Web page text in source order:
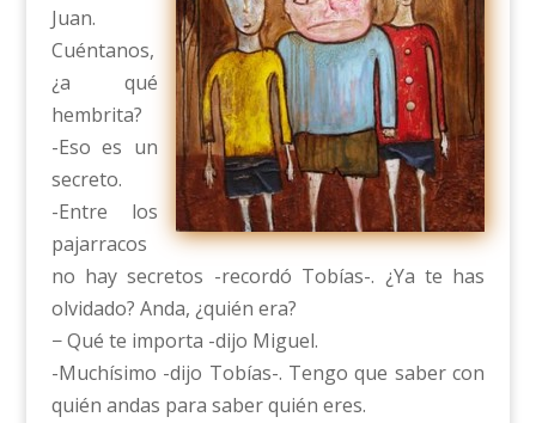
Juan.
Cuéntanos,
¿a qué
hembrita?
-Eso es un
secreto.
-Entre los
pajarracos
no hay secretos -recordó Tobías-. ¿Ya te has
olvidado? Anda, ¿quién era?
− Qué te importa -dijo Miguel.
-Muchísimo -dijo Tobías-. Tengo que saber con
quién andas para saber quién eres.